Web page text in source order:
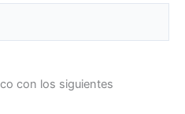
con los siguientes